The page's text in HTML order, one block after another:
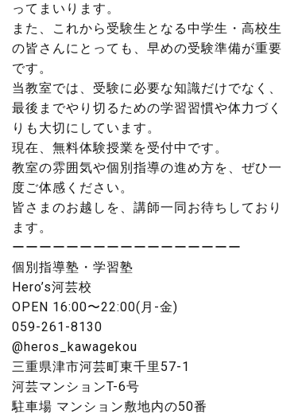
ってまいります。
また、これから受験生となる中学生・高校生
の皆さんにとっても、早めの受験準備が重要
です。
当教室では、受験に必要な知識だけでなく、
最後までやり切るための学習習慣や体力づく
りも大切にしています。
現在、無料体験授業を受付中です。
教室の雰囲気や個別指導の進め方を、ぜひ一
度ご体感ください。
皆さまのお越しを、講師一同お待ちしており
ます。
ーーーーーーーーーーーーーーーーー
個別指導塾・学習塾
Hero’s河芸校
OPEN 16:00〜22:00(月-金)
059-261-8130
@heros_kawagekou
三重県津市河芸町東千里57-1
河芸マンションT-6号
駐車場 マンション敷地内の50番